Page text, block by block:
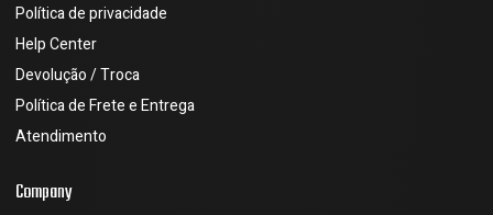
Política de privacidade
Help Center
Devolução / Troca
Política de Frete e Entrega
Atendimento
Company